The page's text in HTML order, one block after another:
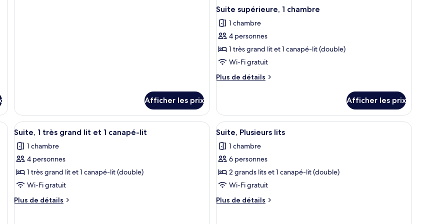
Shower)
Afficher les prix
Suite supérieure, 1 chambre
1 chambre
4 personnes
1 très grand lit et 1 canapé-lit (double)
Wi-Fi gratuit
Plus de détails
Plus
Suite
supérieure,
1
Afficher les prix
Afficher
toutes
les
photos
pour
ce
type
de
Une chambre d’hôtel équipée d’un téléviseur à écran plat, d’un bureau, d’une chaise, d’un canapé et d’un pouf
3
Suite, 1 très grand lit et 1 canapé-lit
1 chambre
4 personnes
1 très grand lit et 1 canapé-lit (double)
Wi-Fi gratuit
Plus de détails
Plus
Afficher
toutes
les
photos
pour
ce
type
de
Une chambre d’hôtel avec un canapé gris,
2
Suite, Plusieurs lits
1 chambre
6 personnes
2 grands lits et 1 canapé-lit (double)
Wi-Fi gratuit
Plus de détails
Plus